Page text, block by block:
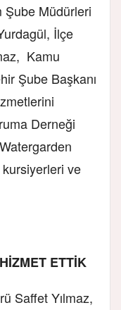
Şube Müdürleri
İlçe
Kamu
Şube Başkanı
Derneği
ve
ETTİK
Saffet Yılmaz,